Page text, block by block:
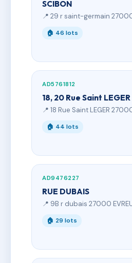
SCIBON
📍 29 r saint-germain
🏠 46 lots
AD5761812
18, 20 Rue Saint LEGER
📍 18 Rue Saint LEGER
🏠 44 lots
AD9476227
RUE DUBAIS
📍 9B r dubais 27000
🏠 29 lots